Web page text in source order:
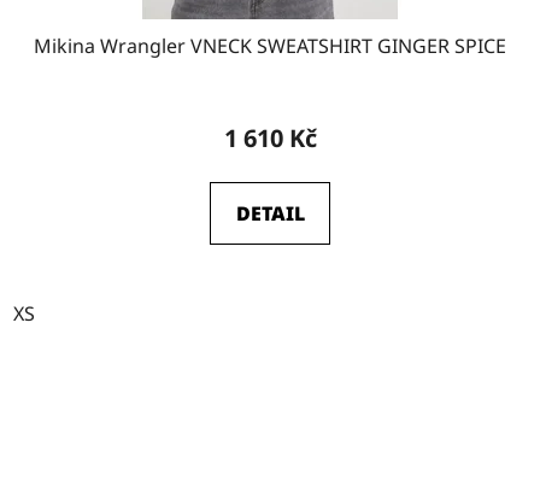
Mikina Wrangler VNECK SWEATSHIRT GINGER SPICE
1 610 Kč
DETAIL
XS